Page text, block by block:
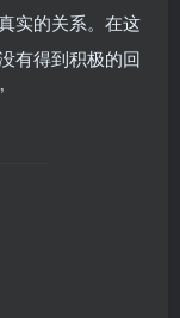
实的关系。在这
有得到积极的回